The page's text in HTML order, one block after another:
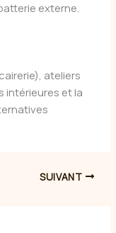
externe.
ateliers
intérieures et la
SUIVANT